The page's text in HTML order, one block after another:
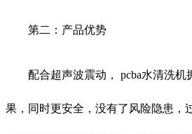
第二：产品优势
配合超声波震动， pcba水清洗机
果，同时更安全，没有了风险隐患，